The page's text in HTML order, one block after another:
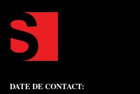
DATE DE CONTACT: